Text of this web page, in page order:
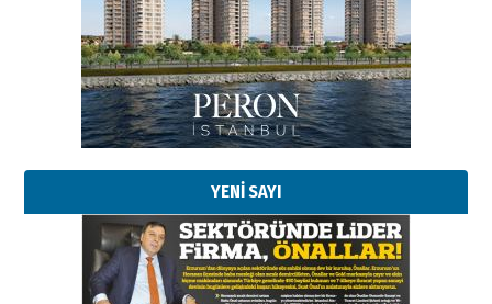
YENİ SAYI
Başkan Sekmen’den Erzurum’a
bir vizyon proje daha!
02 Ağustos 2026 Pazar
Kadir SABUNCUOĞLU
Erzurumspor’un köşe taşları
29 Haziran 2026 Pazartesi
Kenan GÜLERCİ
Murat Şahsuvaroğlu ERKON’da
çıtayı yukarı taşırken,
yönetimdekiler aşağı
çekmemeli!